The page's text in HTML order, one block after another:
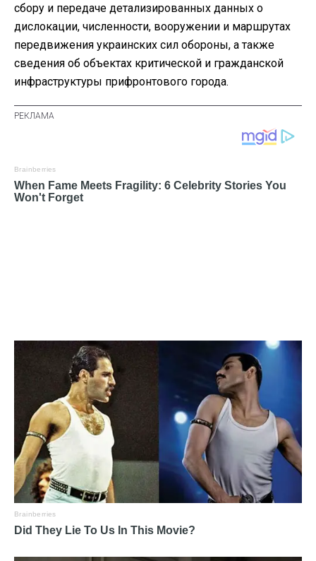
сбору и передаче детализированных данных о
дислокации, численности, вооружении и маршрутах
передвижения украинских сил обороны, а также
сведения об объектах критической и гражданской
инфраструктуры прифронтового города.